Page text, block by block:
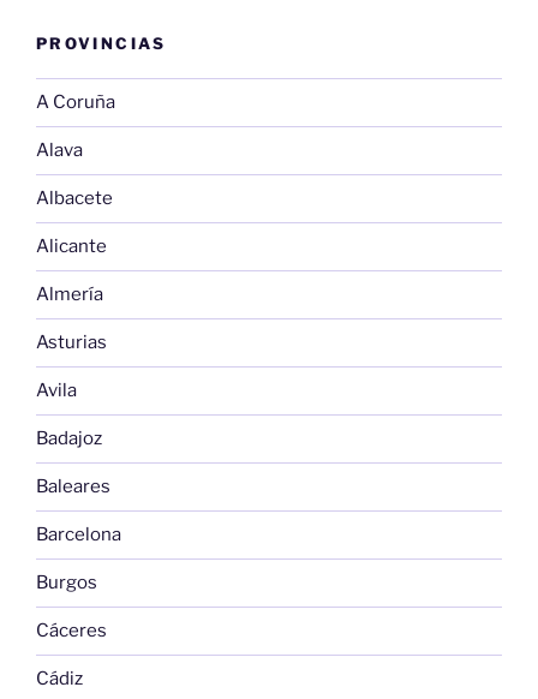
PROVINCIAS
A Coruña
Alava
Albacete
Alicante
Almería
Asturias
Avila
Badajoz
Baleares
Barcelona
Burgos
Cáceres
Cádiz